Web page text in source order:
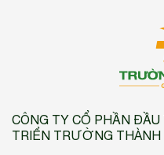
CÔNG TY CỔ PHẦN
TRIỂN TRƯỜNG THÀNH